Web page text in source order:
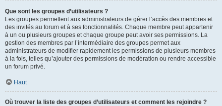
Que sont les groupes d’utilisateurs ?
Les groupes permettent aux administrateurs de gérer l’accès des membres et
des invités au forum et à ses fonctionnalités. Chaque membre peut appartenir
à un ou plusieurs groupes et chaque groupe peut avoir ses permissions. La
gestion des membres par l’intermédiaire des groupes permet aux
administrateurs de modifier rapidement les permissions de plusieurs membres
à la fois, telles qu’ajouter des permissions de modération ou rendre accessible
un forum privé.
Haut
Où trouver la liste des groupes d’utilisateurs et comment les rejoindre ?